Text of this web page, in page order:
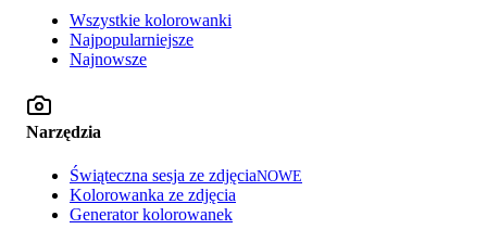
Wszystkie kolorowanki
Najpopularniejsze
Najnowsze
Narzędzia
Świąteczna sesja ze zdjęciaNOWE
Kolorowanka ze zdjęcia
Generator kolorowanek